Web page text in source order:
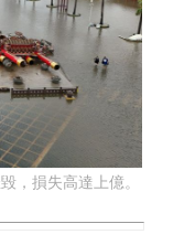
，損失高達上億。